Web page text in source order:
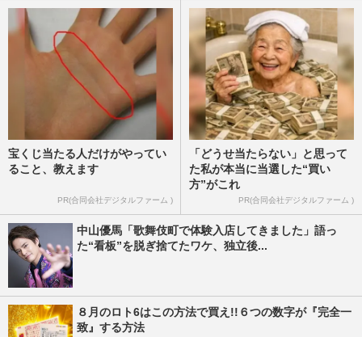
宝くじ当たる人だけがやってい
ること、教えます
PR(合同会社デジタルファーム )
「どうせ当たらない」と思って
た私が本当に当選した“買い
方”がこれ
PR(合同会社デジタルファーム )
中山優馬「歌舞伎町で体験入店してきました」語っ
た“看板”を脱ぎ捨てたワケ、独立後...
８月のロト6はこの方法で買え!!６つの数字が『完全一
致』する方法